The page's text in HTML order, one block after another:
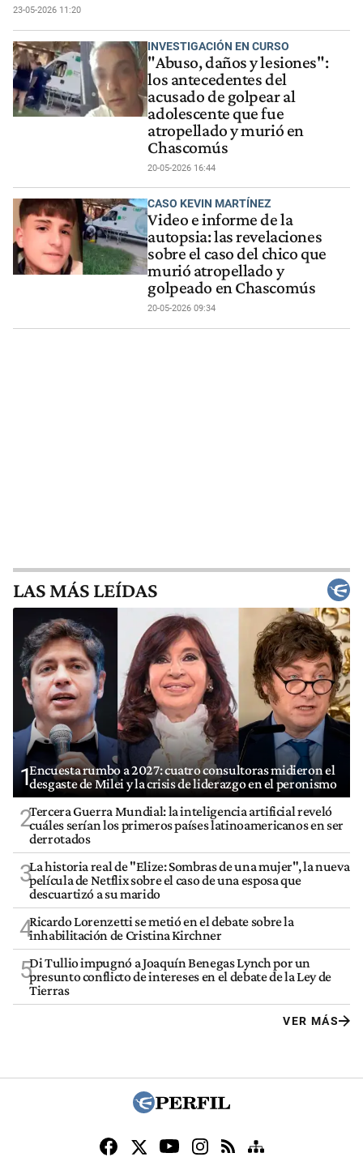
23-05-2026 11:20
INVESTIGACIÓN EN CURSO
"Abuso, daños y lesiones":
los antecedentes del
acusado de golpear al
adolescente que fue
atropellado y murió en
Chascomús
20-05-2026 16:44
CASO KEVIN MARTÍNEZ
Video e informe de la
autopsia: las revelaciones
sobre el caso del chico que
murió atropellado y
golpeado en Chascomús
20-05-2026 09:34
LAS MÁS LEÍDAS
1Encuesta rumbo a 2027: cuatro consultoras midieron el
desgaste de Milei y la crisis de liderazgo en el peronismo
2Tercera Guerra Mundial: la inteligencia artificial reveló
cuáles serían los primeros países latinoamericanos en ser
derrotados
3La historia real de "Elize: Sombras de una mujer", la nueva
película de Netflix sobre el caso de una esposa que
descuartizó a su marido
4Ricardo Lorenzetti se metió en el debate sobre la
inhabilitación de Cristina Kirchner
5Di Tullio impugnó a Joaquín Benegas Lynch por un
presunto conflicto de intereses en el debate de la Ley de
Tierras
VER MÁS